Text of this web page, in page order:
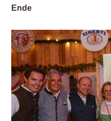
Ende